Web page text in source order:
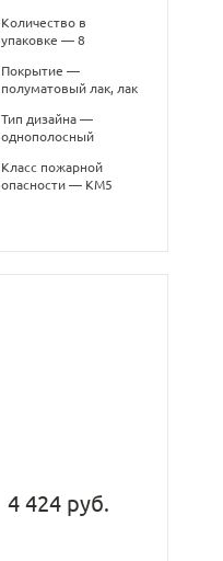
Количество в
упаковке — 8
Покрытие —
полуматовый лак, лак
Тип дизайна —
однополосный
Класс пожарной
опасности — КМ5
4 424 руб.